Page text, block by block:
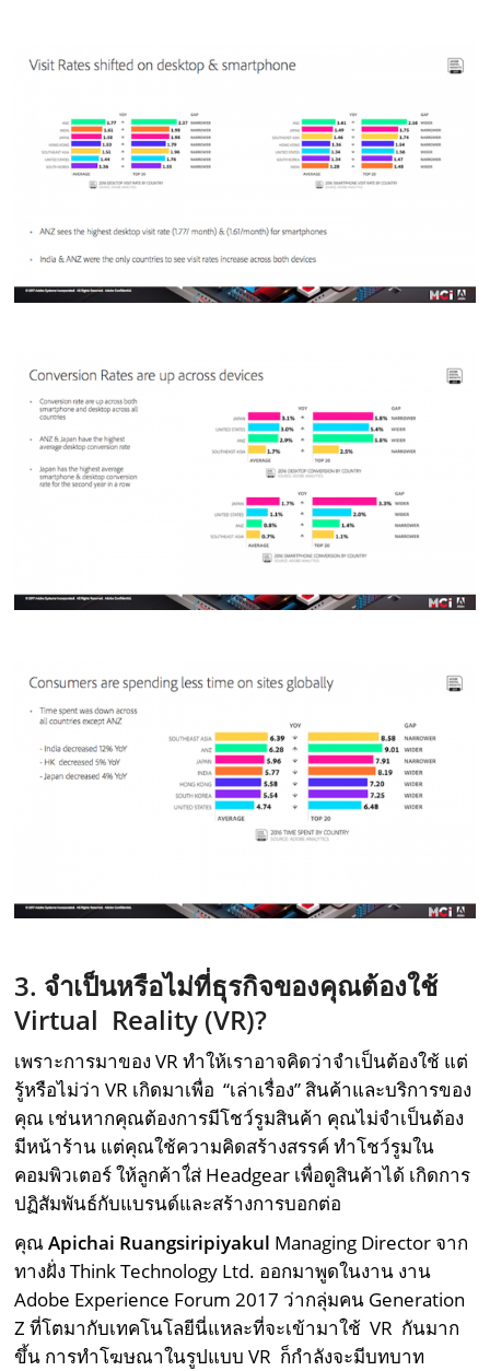
3. จำเป็นหรือไม่ที่ธุรกิจของคุณต้องใช้
Virtual Reality (VR)?
เพราะการมาของ VR ทำให้เราอาจคิดว่าจำเป็นต้องใช้ แต่
รู้หรือไม่ว่า VR เกิดมาเพื่อ “เล่าเรื่อง” สินค้าและบริการของ
คุณ เช่นหากคุณต้องการมีโชว์รูมสินค้า คุณไม่จำเป็นต้อง
มีหน้าร้าน แต่คุณใช้ความคิดสร้างสรรค์ ทำโชว์รูมใน
คอมพิวเตอร์ ให้ลูกค้าใ่ส่ Headgear เพื่อดูสินค้าได้ เกิดการ
ปฏิสัมพันธ์กับแบรนด์และสร้างการบอกต่อ
คุณApichai Ruangsiripiyakul Managing Director จาก
ทางฝั่ง Think Technology Ltd. ออกมาพูดในงาน งาน
Adobe Experience Forum 2017 ว่ากลุ่มคน Generation
Z ที่โตมากับเทคโนโลยีนี่แหละที่จะเข้ามาใช้ VR กันมาก
ขึ้น การทำโฆษณาในรูปแบบ VR ก็กำลังจะมีบทบาท